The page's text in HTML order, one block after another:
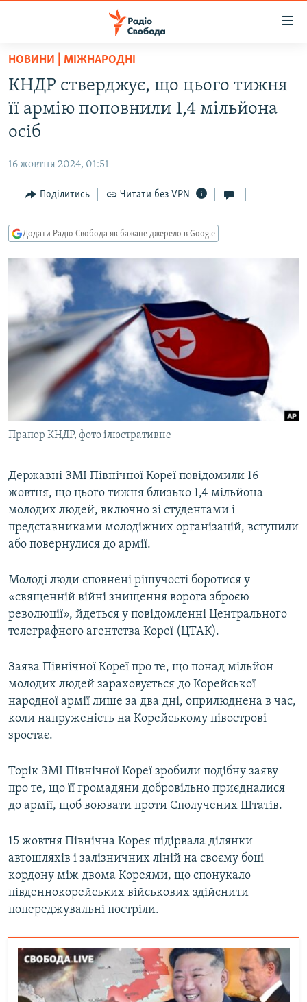
Перейти
основного
матеріалу
Перейти
до
основної
Перейти
до
пошуку
ВСЕ ЗА ДОБУ
СТАТТІ
СУСПІЛЬСТВО
УКРАЇНА
РОСІЙСЬКА «ФІЛЬТРАЦІЯ»
ДОНБАС.РЕАЛІЇ
ТИ ЯК?
СХЕМИ
КИТАЙ.ВИКЛИКИ
МУЛЬТИМЕДІА
ФОТО
СПЕЦПРОЄКТИ
ПОДКАСТИ
КРИМ РЕАЛІЇ
УКР
КТАТ
ДОЛУЧАЙСЯ!
Усі сайти RFE/RL
НОВИНИ | МІЖНАРОДНІ
КНДР стверджує, що цього тижня
її армію поповнили 1,4 мільйона
осіб
16 жовтня 2024, 01:51
Поділитись Читати без VPN
Додати Радіо Свобода як бажане джерело в Google
Прапор КНДР, фото ілюстративне
Державні ЗМІ Північної Кореї повідомили 16
жовтня, що цього тижня близько 1,4 мільйона
молодих людей, включно зі студентами і
представниками молодіжних організацій, вступили
або повернулися до армії.
Молоді люди сповнені рішучості боротися у
«священній війні знищення ворога зброєю
революції», йдеться у повідомленні Центрального
телеграфного агентства Кореї (ЦТАК).
Заява Північної Кореї про те, що понад мільйон
молодих людей зараховується до Корейської
народної армії лише за два дні, оприлюднена в час,
коли напруженість на Корейському півострові
зростає.
Торік ЗМІ Північної Кореї зробили подібну заяву
про те, що її громадяни добровільно приєдналися
до армії, щоб воювати проти Сполучених Штатів.
15 жовтня Північна Корея підірвала ділянки
автошляхів і залізничних ліній на своєму боці
кордону між двома Кореями, що спонукало
південнокорейських військових здійснити
попереджувальні постріли.